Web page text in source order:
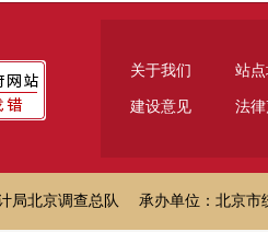
关于我们 站
建设意见 法
局北京调查总队 承办单位：北京市